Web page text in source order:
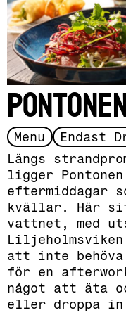
Slide 3 of 3.
Menu Endast
Längs
ligger
eftermiddagar
kvällar. Här
vattnet, med
att inte behöva
för en
något att äta
eller droppa in